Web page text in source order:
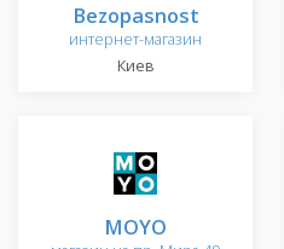
Bezopasnost
интернет-магазин
Киев
MOYO